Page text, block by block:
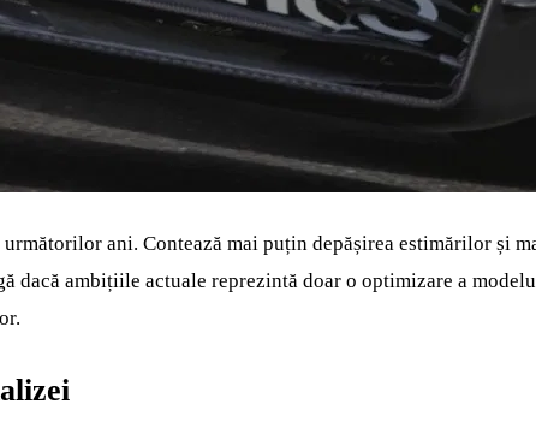
ani. Contează mai puțin depășirea estimărilor și
dacă ambițiile actuale reprezintă doar o optimizare a